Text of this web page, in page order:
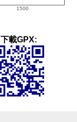
下載GPX: